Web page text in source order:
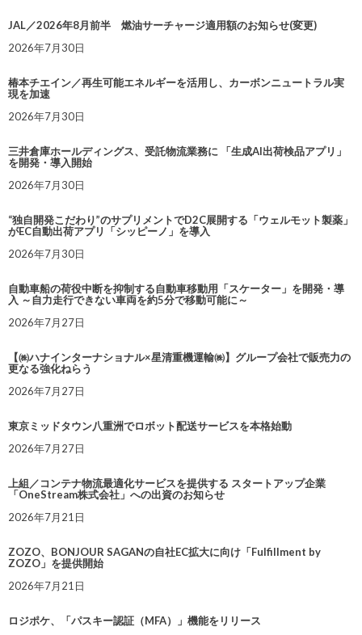
JAL／2026年8月前半 燃油サーチャージ適用額のお知らせ(変更)
2026年7月30日
椿本チエイン／再生可能エネルギーを活用し、カーボンニュートラル実
現を加速
2026年7月30日
三井倉庫ホールディングス、受託物流業務に 「生成AI出荷検品アプリ」
を開発・導入開始
2026年7月30日
“独自開発こだわり”のサプリメントでD2C展開する「ウェルモット製薬」
がEC自動出荷アプリ「シッピーノ」を導入
2026年7月30日
自動車船の荷役中断を抑制する自動車移動用「スケーター」を開発・導
入 ～自力走行できない車両を約5分で移動可能に～
2026年7月27日
【㈱ハナインターナショナル×星清重機運輸㈱】グループ会社で販売力の
更なる強化ねらう
2026年7月27日
東京ミッドタウン八重洲でロボット配送サービスを本格始動
2026年7月27日
上組／コンテナ物流最適化サービスを提供する スタートアップ企業
「OneStream株式会社」への出資のお知らせ
2026年7月21日
ZOZO、BONJOUR SAGANの自社EC拡大に向け「Fulfillment by
ZOZO」を提供開始
2026年7月21日
ロジポケ、「パスキー認証（MFA）」機能をリリース